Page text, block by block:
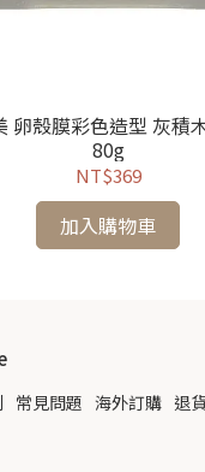
卵殼膜彩色造型 灰積
80g
NT$369
加入購物車
常見問題 海外訂購 退